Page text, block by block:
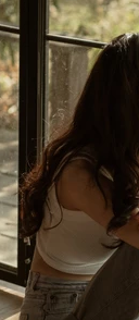
iegādes datuma